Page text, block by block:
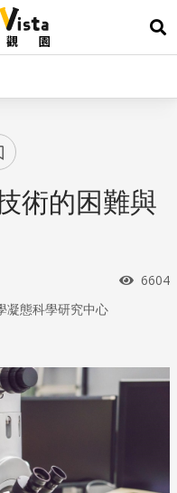
展
術的困難與
瀏覽
6604
凝態科學研究中心